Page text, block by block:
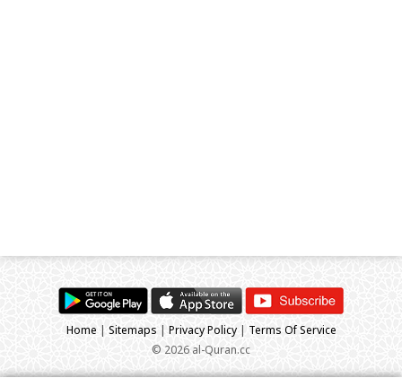
Home | Sitemaps | Privacy Policy| Terms Of Service
© 2026 al-Quran.cc